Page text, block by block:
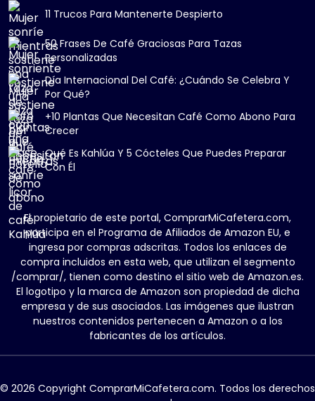
11 Trucos Para Mantenerte Despierto
50 Frases De Café Graciosas Para Tazas
Personalizadas
Día Internacional Del Café: ¿Cuándo Se Celebra Y
Por Qué?
+10 Plantas Que Necesitan Café Como Abono Para
Crecer
Qué Es Kahlúa Y 5 Cócteles Que Puedes Preparar
Con Él
El propietario de este portal, ComprarMiCafetera.com,
participa en el Programa de Afiliados de Amazon EU, e
ingresa por compras adscritas. Todos los enlaces de
compra incluidos en esta web, que utilizan el segmento
/comprar/, tienen como destino el sitio web de Amazon.es.
El logotipo y la marca de Amazon son propiedad de dicha
empresa y de sus asociados. Las imágenes que ilustran
nuestros contenidos pertenecen a Amazon o a los
fabricantes de los artículos.
© 2026 Copyright ComprarMiCafetera.com. Todos los derechos